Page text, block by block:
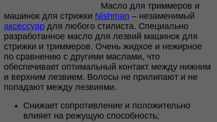
Масло для триммеров и
машинок для стрижки Nishman – незаменимый
аксессуар для любого стилиста. Специально
разработанное масло для лезвий машинок для
стрижки и триммеров. Очень жидкое и нежирное
по сравнению с другими маслами, что
обеспечивает оптимальный контакт между нижним
и верхним лезвием. Волосы не прилипают и не
попадают между лезвиями.
Снижает сопротивление и положительно
влияет на режущую способность;